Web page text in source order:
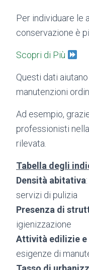
Per individuare le
conservazione è
Scopri di Più
Questi dati
manutenzioni
Ad esempio,
professionisti
rilevata.
Tabella degli
Densità abitativa
servizi di pulizia
Presenza di
igienizzazione
Attività edilizie e
esigenze di